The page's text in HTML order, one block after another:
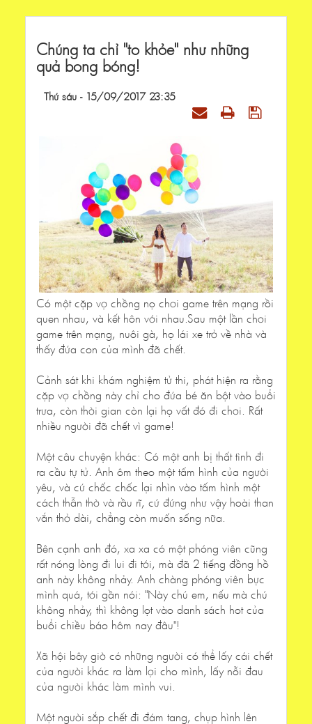
Chúng ta chỉ "to khỏe" như những
quả bong bóng!
Thứ sáu - 15/09/2017 23:35
Có một cặp vợ chồng nọ chơi game trên mạng rồi
quen nhau, và kết hôn với nhau.Sau một lần chơi
game trên mạng, nuôi gà, họ lái xe trở về nhà và
thấy đứa con của mình đã chết.
Cảnh sát khi khám nghiệm tử thi, phát hiện ra rằng
cặp vợ chồng này chỉ cho đứa bé ăn bột vào buổi
trưa, còn thời gian còn lại họ vất đó đi chơi. Rất
nhiều người đã chết vì game!
Một câu chuyện khác: Có một anh bị thất tình đi
ra cầu tự tử. Anh ôm theo một tấm hình của người
yêu, và cứ chốc chốc lại nhìn vào tấm hình một
cách thẫn thờ và rầu rĩ, cứ đứng như vậy hoài than
vắn thở dài, chẳng còn muốn sống nữa.
Bên cạnh anh đó, xa xa có một phóng viên cũng
rất nóng lòng đi lui đi tới, mà đã 2 tiếng đồng hồ
anh này không nhảy. Anh chàng phóng viên bực
mình quá, tới gần nói: "Này chú em, nếu mà chú
không nhảy, thì không lọt vào danh sách hot của
buổi chiều báo hôm nay đâu"!
Xã hội bây giờ có những người có thể lấy cái chết
của người khác ra làm lợi cho mình, lấy nỗi đau
của người khác làm mình vui.
Một người sắp chết đi đám tang, chụp hình lên